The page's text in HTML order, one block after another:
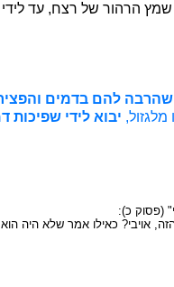
שמץ הרהור של רצח, עד
להם בדמים
יבוא לידי
(פסוק כ):
אויבי? כאילו אמר שלא היה